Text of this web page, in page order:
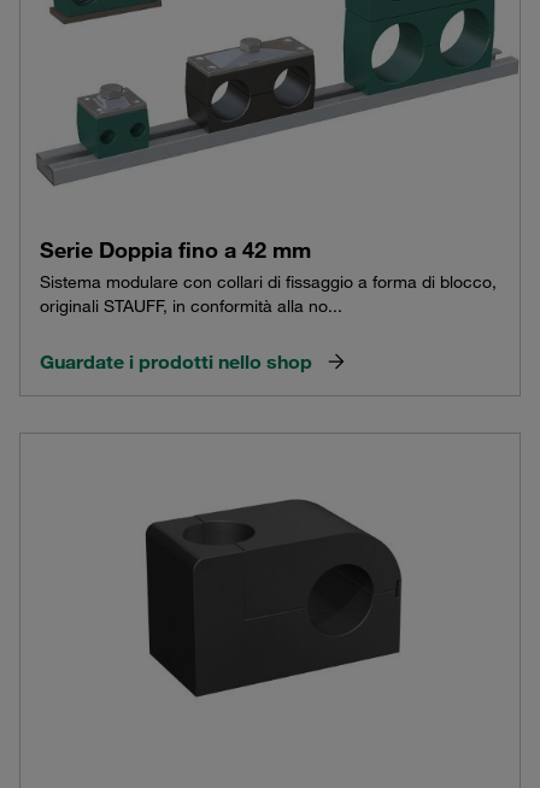
Serie Doppia fino a 42 mm
Sistema modulare con collari di fissaggio a forma di blocco,
originali STAUFF, in conformità alla no...
Guardate i prodotti nello shop